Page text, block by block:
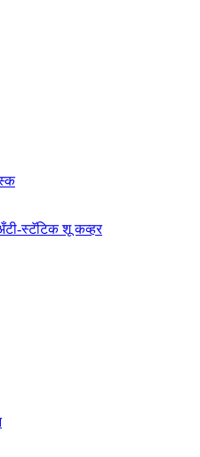
स्टॅटिक शू कव्हर